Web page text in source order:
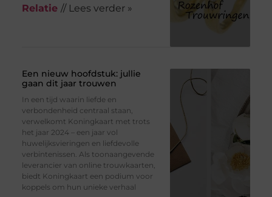
Relatie // Lees verder »
Een nieuw hoofdstuk: jullie
gaan dit jaar trouwen
In een tijd waarin liefde en
verbondenheid centraal staan,
verwelkomt Koningkaart met trots
het jaar 2024 – een jaar vol
huwelijksvieringen en liefdevolle
verbintenissen. Als toonaangevende
leverancier van online trouwkaarten,
biedt Koningkaart een podium voor
koppels om hun unieke verhaal